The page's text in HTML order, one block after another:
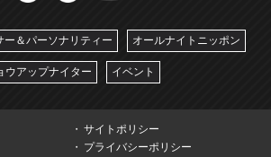
ー＆パーソナリティー オールナイトニッポン
ウアップナイター イベント
サイトポリシー
プライバシーポリシー